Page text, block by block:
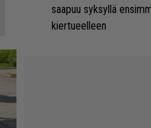
saapuu syksyllä
kiertueelleen